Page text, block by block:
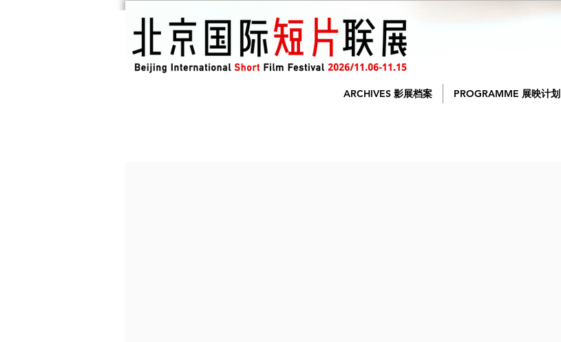
ARCHIVES 影展档案 PROGRAMME 展映计划